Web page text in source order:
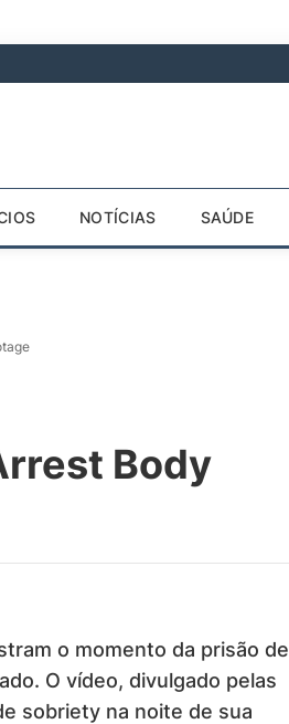
NOTÍCIAS SAÚDE
Body
o momento da prisão de
O vídeo, divulgado pelas
sobriety na noite de sua